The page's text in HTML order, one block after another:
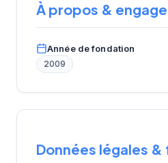
À propos &
Année de fondation
2009
Données légales